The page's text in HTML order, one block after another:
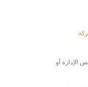
الإدارة أو